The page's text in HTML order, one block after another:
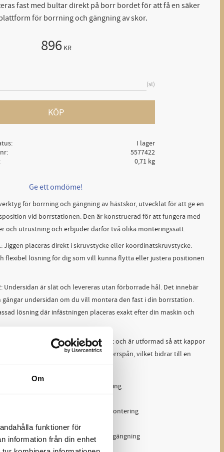
Om
funktioner för
information från din enhet
fast med bultar direkt på borr bordet för att få en säker
för borrning och gängning av skor.
896KR
st
KÖP
I lager
5577422
0,71 kg
Ge ett omdöme!
för borrning och gängning av hästskor, utvecklat för att ge en
vid borrstationen. Den är konstruerad för att fungera med
och utrustning och erbjuder därför två olika monteringssätt.
Jiggen placeras direkt i skruvstycke eller koordinatskruvstycke.
flexibel lösning för dig som vill kunna flytta eller justera positionen
Undersidan är slät och levereras utan förborrade hål. Det innebär
undersidan om du vill montera den fast i din borrstation.
lösning där infästningen placeras exakt efter din maskin och
stabiliserar borrjiggen skon effektivt och är utformad så att kappor
är även utrustad med utkastare för borrspån, vilket bidrar till en
jämnare arbetsflöde.
beroende på maskin och utrustning
– du borrar och gängar själv vid fast montering
för effektivare arbete
för bättre kontroll vid borrning och gängning
kappor inte stör arbetet